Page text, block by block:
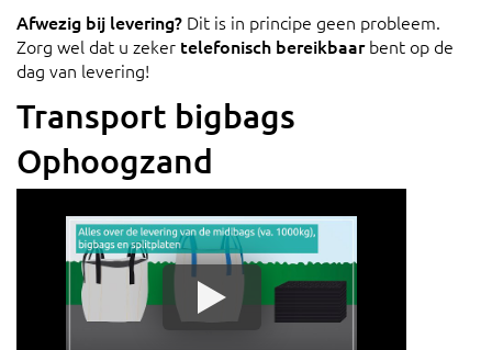
Afwezig bij levering? Dit is in principe geen probleem.
Zorg wel dat u zeker telefonisch bereikbaarbent op de
dag van levering!
Transport bigbags
Ophoogzand